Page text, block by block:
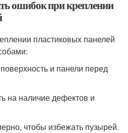
ошибок при креплении
пластиковых панелей
и панели перед
на наличие дефектов и
чтобы избежать пузырей.